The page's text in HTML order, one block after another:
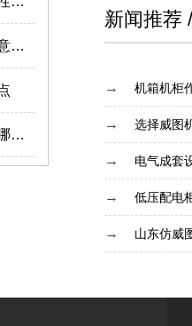
维护和保养低压配电柜需要注意哪些内容？
变频控制柜技术要求及适合在哪些场所使用？
MNS2.0型低压抽出式开关柜使用特点
新闻推荐 /
机箱机柜
选择威图
电气成套
低压配电